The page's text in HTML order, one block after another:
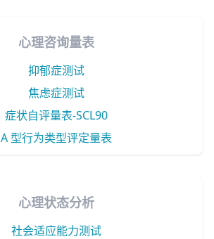
心理咨询量表
抑郁症测试
焦虑症测试
症状自评量表-SCL90
A 型行为类型评定量表
心理状态分析
社会适应能力测试